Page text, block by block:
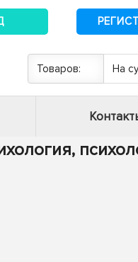
Товаров: На